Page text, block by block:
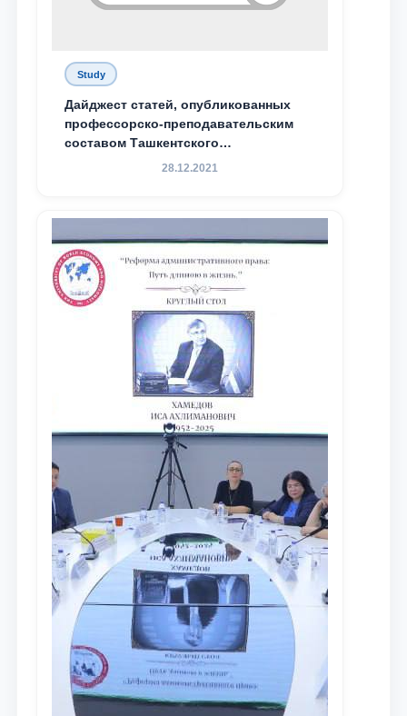
Study
Дайджест статей, опубликованных
профессорско-преподавательским
составом Ташкентского
государственного юридического
доведения до международного
сообщества результатов реформ и
исследований в сфере
противодействия коррупции
28.12.2021